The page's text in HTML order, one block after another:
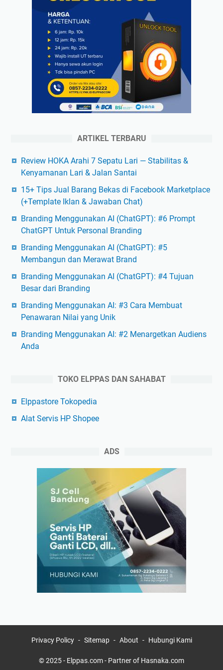
ARTIKEL TERBARU
Review HOKA Arahi 7 Sepatu Lari — Stabilitas &
Kenyamanan Lari & Jalan Santai
15+ Tips Jual Barang Bekas di Facebook Marketplace
(+Template Iklan & Jawaban Chat)
Branding Menggunakan AI (ChatGPT): #6 Prompt
ChatGPT Untuk Personal Branding
Branding Menggunakan AI (ChatGPT): #5
Membangun dan Merawat Brand
Branding Menggunakan AI (ChatGPT): #4 Tujuan
Besar dari Branding
Branding Menggunakan AI: #3 Cara Membuat
Penawaran Nilai yang Unik
Branding Menggunakan AI: #2 Menargetkan Audiens
Anda
TOKO ELPPAS DAN SAHABAT
Elppastore Tokopedia
Alat Servis HP Shopee
ADS
Privacy Policy Sitemap About Hubungi Kami
© 2025 - Elppas.com- Partner of Hasnaka.com